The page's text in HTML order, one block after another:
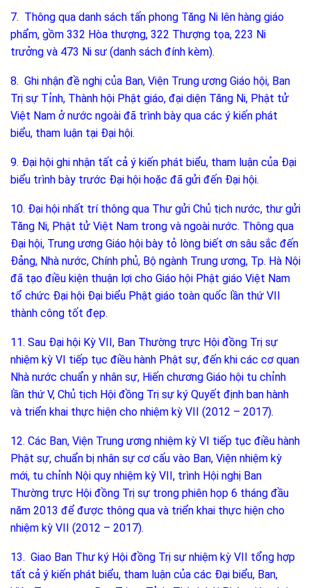
7. Thông qua danh sách tấn phong Tăng Ni lên hàng giáo
phẩm, gồm 332 Hòa thượng, 322 Thượng tọa, 223 Ni
trưởng và 473 Ni sư (danh sách đính kèm).
8. Ghi nhận đề nghị của Ban, Viện Trung ương Giáo hội, Ban
Trị sự Tỉnh, Thành hội Phật giáo, đại diện Tăng Ni, Phật tử
Việt Nam ở nước ngoài đã trình bày qua các ý kiến phát
biểu, tham luận tại Đại hội.
9. Đại hội ghi nhận tất cả ý kiến phát biểu, tham luận của Đại
biểu trình bày trước Đại hội hoặc đã gửi đến Đại hội.
10. Đại hội nhất trí thông qua Thư gửi Chủ tịch nước, thư gửi
Tăng Ni, Phật tử Việt Nam trong và ngoài nước. Thông qua
Đại hội, Trung ương Giáo hội bày tỏ lòng biết ơn sâu sắc đến
Đảng, Nhà nước, Chính phủ, Bộ ngành Trung ương, Tp. Hà Nội
đã tạo điều kiện thuận lợi cho Giáo hội Phật giáo Việt Nam
tổ chức Đại hội Đại biểu Phật giáo toàn quốc lần thứ VII
thành công tốt đẹp.
11. Sau Đại hội Kỳ VII, Ban Thường trực Hội đồng Trị sự
nhiệm kỳ VI tiếp tục điều hành Phật sự, đến khi các cơ quan
Nhà nước chuẩn y nhân sự, Hiến chương Giáo hội tu chỉnh
lần thứ V, Chủ tịch Hội đồng Trị sự ký Quyết định ban hành
và triển khai thực hiện cho nhiệm kỳ VII (2012 – 2017).
12. Các Ban, Viện Trung ương nhiệm kỳ VI tiếp tục điều hành
Phật sự, chuẩn bị nhân sự cơ cấu vào Ban, Viện nhiệm kỳ
mới, tu chỉnh Nội quy nhiệm kỳ VII, trình Hội nghị Ban
Thường trực Hội đồng Trị sự trong phiên họp 6 tháng đầu
năm 2013 để được thông qua và triển khai thực hiện cho
nhiệm kỳ VII (2012 – 2017).
13. Giao Ban Thư ký Hội đồng Trị sự nhiệm kỳ VII tổng hợp
tất cả ý kiến phát biểu, tham luận của các Đại biểu, Ban,